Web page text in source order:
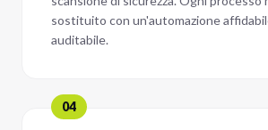
sostituito con un'automazione
auditabile.
04